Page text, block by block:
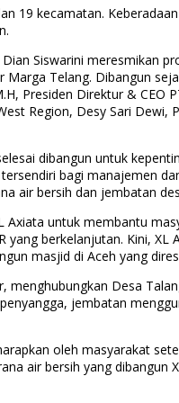
19 kecamatan.
Siswarini meresmikan
Telang. Dibangun
Presiden Direktur &
Region, Desy Sari
dibangun untuk
bagi manajemen
air bersih dan jembatan
untuk membantu
berkelanjutan. Kini,
masjid di Aceh yang
Desa
jembatan
oleh masyarakat
air bersih yang